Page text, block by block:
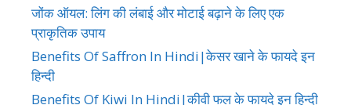
जोंक ऑयल: लिंग की लंबाई और मोटाई बढ़ाने के लिए एक
प्राकृतिक उपाय
Benefits Of Saffron In Hindi|केसर खाने के फायदे इन
हिन्दी
Benefits Of Kiwi In Hindi|कीवी फल के फायदे इन हिन्दी